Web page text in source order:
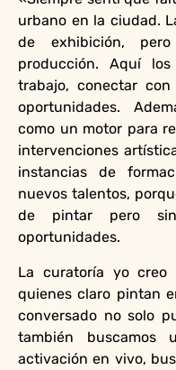
urbano en la ciudad.
de exhibición,
producción. Aquí
trabajo, conectar
oportunidades.
como un motor para
intervenciones
instancias de
nuevos talentos,
de pintar pero
oportunidades.
La curatoría yo creo
quienes claro pintan
conversado no solo
también buscamos
activación en vivo,